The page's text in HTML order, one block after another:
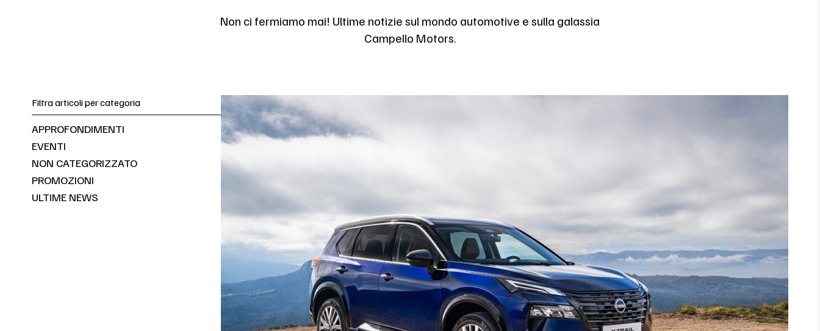
Non ci fermiamo mai! Ultime notizie sul mondo automotive e sulla galassia
Campello Motors.
Filtra articoli per categoria
APPROFONDIMENTI
EVENTI
NON CATEGORIZZATO
PROMOZIONI
ULTIME NEWS